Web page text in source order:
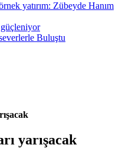
yatırım: Zübeyde Hanım
güçleniyor
Buluştu
yarışacak